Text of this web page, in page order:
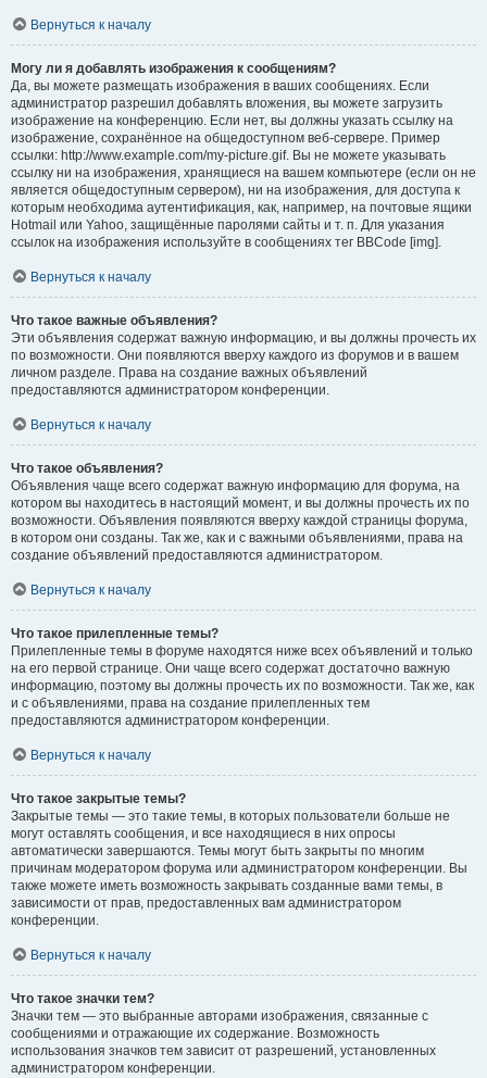
Вернуться к началу
Могу ли я добавлять изображения к сообщениям?
Да, вы можете размещать изображения в ваших сообщениях. Если
администратор разрешил добавлять вложения, вы можете загрузить
изображение на конференцию. Если нет, вы должны указать ссылку на
изображение, сохранённое на общедоступном веб-сервере. Пример
ссылки: http://www.example.com/my-picture.gif. Вы не можете указывать
ссылку ни на изображения, хранящиеся на вашем компьютере (если он не
является общедоступным сервером), ни на изображения, для доступа к
которым необходима аутентификация, как, например, на почтовые ящики
Hotmail или Yahoo, защищённые паролями сайты и т. п. Для указания
ссылок на изображения используйте в сообщениях тег BBCode [img].
Вернуться к началу
Что такое важные объявления?
Эти объявления содержат важную информацию, и вы должны прочесть их
по возможности. Они появляются вверху каждого из форумов и в вашем
личном разделе. Права на создание важных объявлений
предоставляются администратором конференции.
Вернуться к началу
Что такое объявления?
Объявления чаще всего содержат важную информацию для форума, на
котором вы находитесь в настоящий момент, и вы должны прочесть их по
возможности. Объявления появляются вверху каждой страницы форума,
в котором они созданы. Так же, как и с важными объявлениями, права на
создание объявлений предоставляются администратором.
Вернуться к началу
Что такое прилепленные темы?
Прилепленные темы в форуме находятся ниже всех объявлений и только
на его первой странице. Они чаще всего содержат достаточно важную
информацию, поэтому вы должны прочесть их по возможности. Так же, как
и с объявлениями, права на создание прилепленных тем
предоставляются администратором конференции.
Вернуться к началу
Что такое закрытые темы?
Закрытые темы — это такие темы, в которых пользователи больше не
могут оставлять сообщения, и все находящиеся в них опросы
автоматически завершаются. Темы могут быть закрыты по многим
причинам модератором форума или администратором конференции. Вы
также можете иметь возможность закрывать созданные вами темы, в
зависимости от прав, предоставленных вам администратором
конференции.
Вернуться к началу
Что такое значки тем?
Значки тем — это выбранные авторами изображения, связанные с
сообщениями и отражающие их содержание. Возможность
использования значков тем зависит от разрешений, установленных
администратором конференции.